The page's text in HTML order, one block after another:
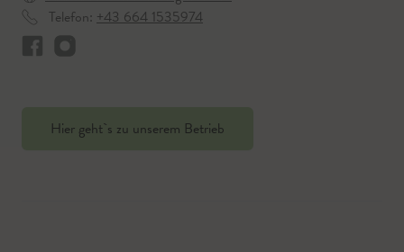
Telefon: +43 664 1535974
Hier geht`s zu unserem Betrieb